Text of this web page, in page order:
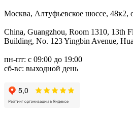
Москва, Алтуфьевское шоссе,
China, Guangzhou, Room 1310, 13th
Building, No. 123 Yingbin Avenue,
пн-пт: с 09:00 до 19:00
сб-вс: выходной день